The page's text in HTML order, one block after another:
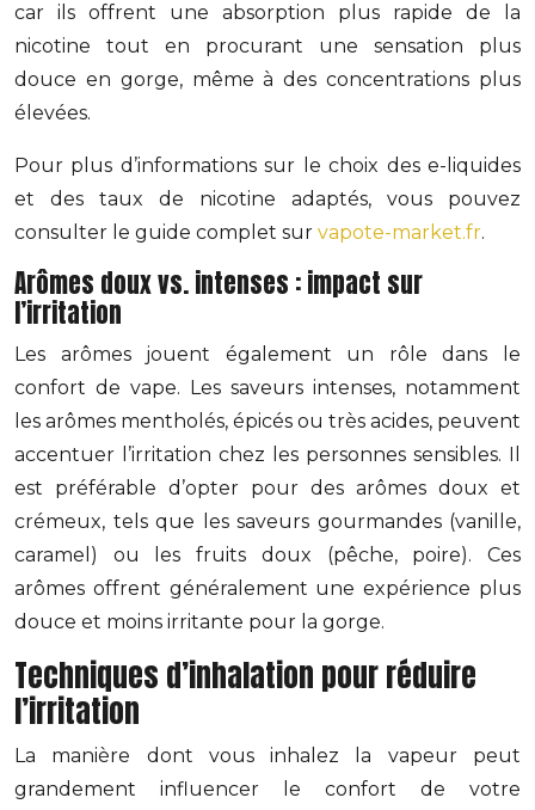
car ils offrent une absorption plus rapide de la
nicotine tout en procurant une sensation plus
douce en gorge, même à des concentrations plus
élevées.
Pour plus d’informations sur le choix des e-liquides
et des taux de nicotine adaptés, vous pouvez
consulter le guide complet sur vapote-market.fr.
Arômes doux vs. intenses : impact sur
l’irritation
Les arômes jouent également un rôle dans le
confort de vape. Les saveurs intenses, notamment
les arômes mentholés, épicés ou très acides, peuvent
accentuer l’irritation chez les personnes sensibles. Il
est préférable d’opter pour des arômes doux et
crémeux, tels que les saveurs gourmandes (vanille,
caramel) ou les fruits doux (pêche, poire). Ces
arômes offrent généralement une expérience plus
douce et moins irritante pour la gorge.
Techniques d’inhalation pour réduire
l’irritation
La manière dont vous inhalez la vapeur peut
grandement influencer le confort de votre